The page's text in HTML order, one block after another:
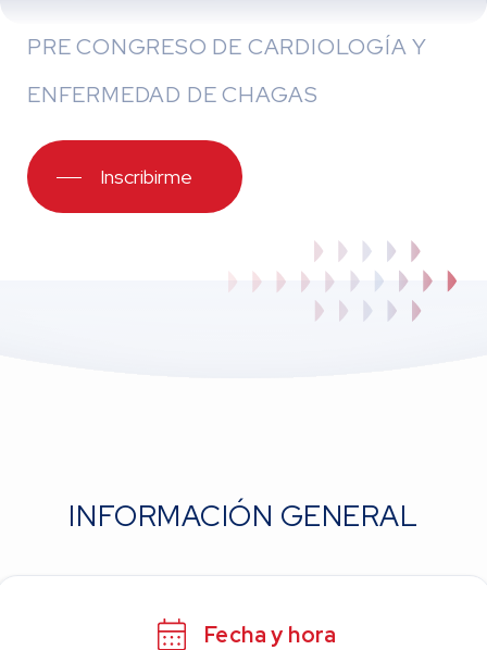
PRE CONGRESO DE CARDIOLOGÍA Y
ENFERMEDAD DE CHAGAS
Inscribirme
INFORMACIÓN GENERAL
Fecha y hora